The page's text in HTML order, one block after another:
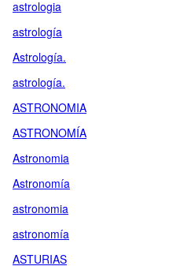
astrologia
astrología
Astrología.
astrología.
ASTRONOMIA
ASTRONOMÍA
Astronomia
Astronomía
astronomia
astronomía
ASTURIAS